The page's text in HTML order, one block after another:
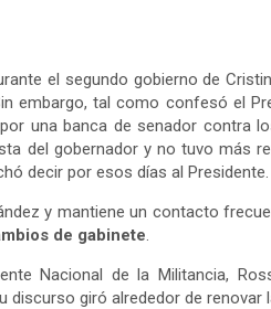
el segundo gobierno de
embargo, tal como confesó el
una banca de senador contra
del gobernador y no tuvo más
decir por esos días al Presidente.
y mantiene un contacto
de gabinete.
Nacional de la Militancia,
giró alrededor de